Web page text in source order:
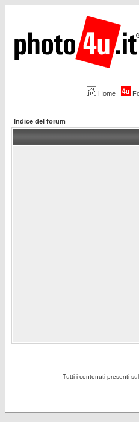
Home
Indice del forum
Tutti i contenuti presenti